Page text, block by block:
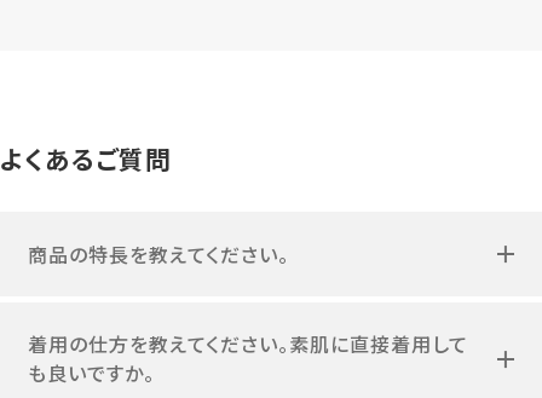
よくあるご質問
商品の特長を教えてください。
着用の仕方を教えてください。素肌に直接着用して
も良いですか。